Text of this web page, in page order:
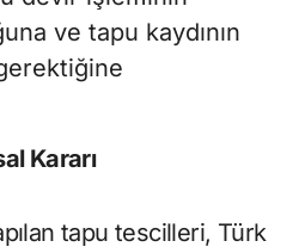
ve tapu kaydının
Kararı
tapu tescilleri, Türk